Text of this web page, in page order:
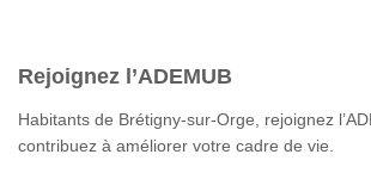
r
c
Rejoignez l’ADEMUB
Habitants de Brétigny-sur-Orge, rejoignez
contribuez à améliorer votre cadre de vie.